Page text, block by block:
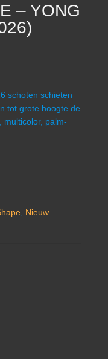
– YONG
schoten schieten
tot grote hoogte de
multicolor, palm-
Nieuw